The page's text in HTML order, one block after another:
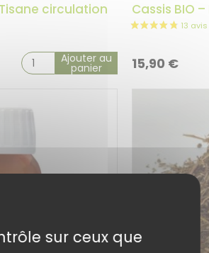
Tisane circulation
Ajouter au
panier
Cassis BIO
15,90 €
sur ceux que